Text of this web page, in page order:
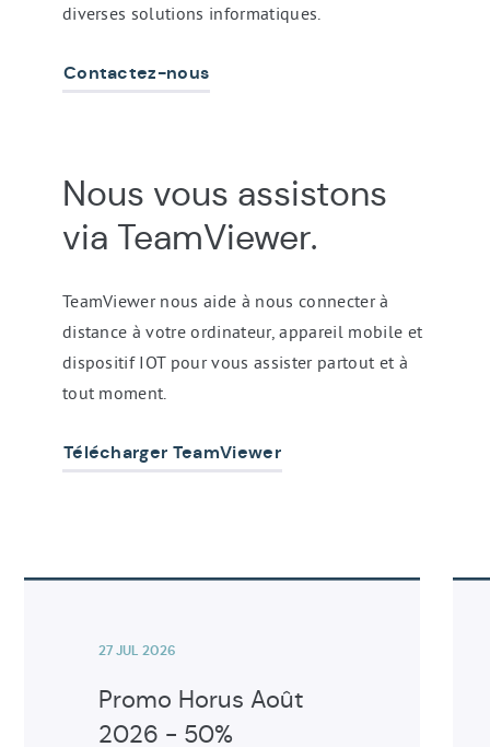
diverses solutions informatiques.
Contactez-nous
Nous vous assistons
via TeamViewer.
TeamViewer nous aide à nous connecter à
distance à votre ordinateur, appareil mobile et
dispositif IOT pour vous assister partout et à
tout moment.
Télécharger TeamViewer
Liste
Voir
Promo Horus Août
2026 - 50%
27 JUL 2026
Voir